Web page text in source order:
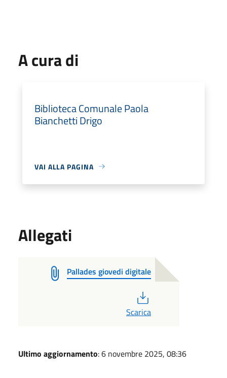
A cura di
Biblioteca Comunale Paola
Bianchetti Drigo
VAI ALLA PAGINA
Allegati
Pallades giovedi digitale
Scarica
Ultimo aggiornamento: 6 novembre 2025, 08:36